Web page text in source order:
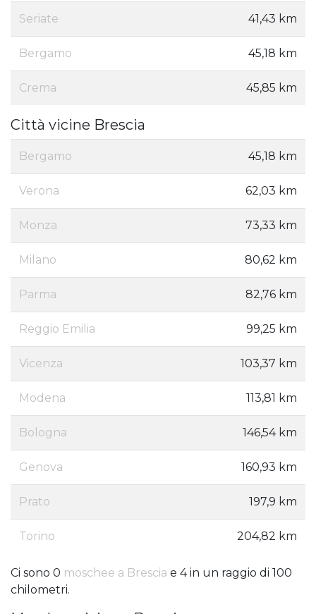
Seriate 41,43 km
Bergamo 45,18 km
Crema 45,85 km
Città vicine Brescia
Bergamo 45,18 km
Verona 62,03 km
Monza 73,33 km
Milano 80,62 km
Parma 82,76 km
Reggio Emilia 99,25 km
Vicenza 103,37 km
Modena 113,81 km
Bologna 146,54 km
Genova 160,93 km
Prato 197,9 km
Torino 204,82 km
Ci sono 0 moschee a Brescia e 4 in un raggio di 100
chilometri.